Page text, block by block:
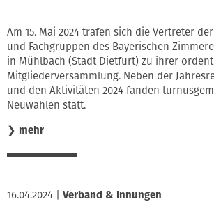
Am 15. Mai 2024 trafen sich die Vertreter
und Fachgruppen des Bayerischen
in Mühlbach (Stadt Dietfurt) zu ihrer
Mitgliederversammlung. Neben der
und den Aktivitäten 2024 fanden
Neuwahlen statt.
❯ mehr
16.04.2024 Verband & Innungen